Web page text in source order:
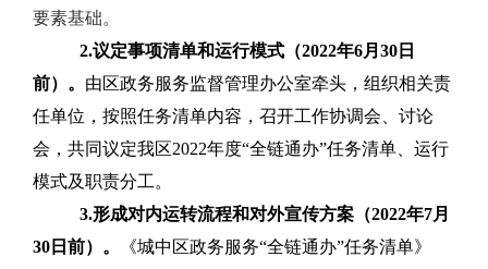
要素基础。
2.议定事项清单和运行模式（2022年6月 30 日
前）。 由区政务服务监督管理办公室牵头，组织相关责
任单位，按照任务清单内容，召开工作协调会、讨论
会，共同议定我区2022年度“全链通办”任务清单、运行
模式及职责分工。
3.形成对内运转流程和对外宣传方案（2022年7月
30 日前）。 《城中区政务服务“全链通办”任务清单》